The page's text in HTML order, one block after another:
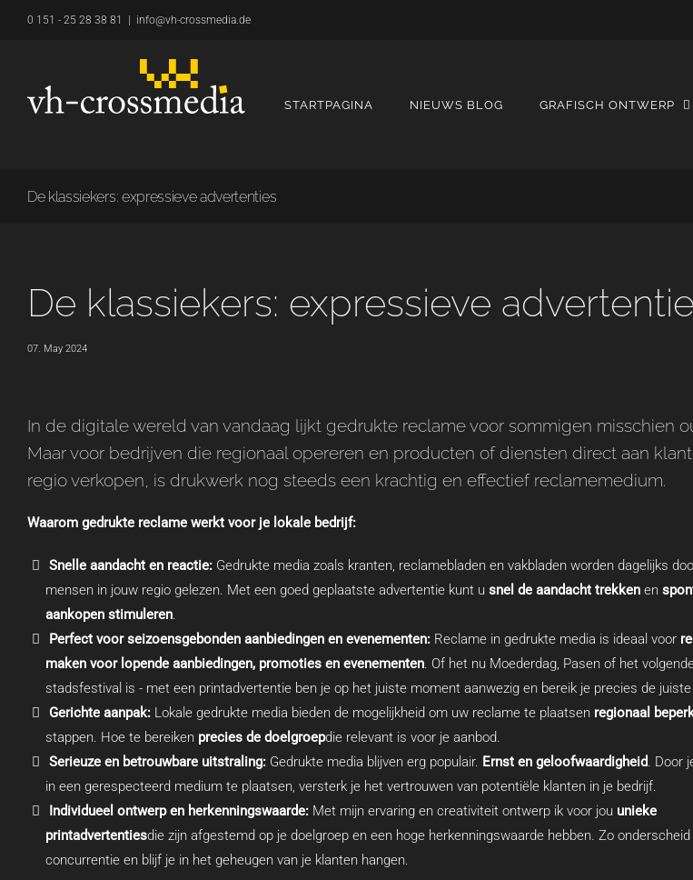
0 151 - 25 28 38 81 info@vh-crossmedia.de
STARTPAGINA NIEUWS BLOG GRAFISCH ONTWERP
De klassiekers: expressieve advertenties
De klassiekers: expressieve
07. May 2024
In de digitale wereld van vandaag lijkt gedrukte reclame voor sommigen misschien
Maar voor bedrijven die regionaal opereren en producten of diensten direct aan
regio verkopen, is drukwerk nog steeds een krachtig en effectief reclamemedium.
Waarom gedrukte reclame werkt voor je lokale bedrijf:
Snelle aandacht en reactie: Gedrukte media zoals kranten, reclamebladen en vakbladen worden dagelijks
mensen in jouw regio gelezen. Met een goed geplaatste advertentie kunt u snel de aandacht trekken en
aankopen stimuleren.
Perfect voor seizoensgebonden aanbiedingen en evenementen: Reclame in gedrukte media is ideaal voor
maken voor lopende aanbiedingen, promoties en evenementen. Of het nu Moederdag, Pasen of het
stadsfestival is - met een printadvertentie ben je op het juiste moment aanwezig en bereik je precies de
Gerichte aanpak: Lokale gedrukte media bieden de mogelijkheid om uw reclame te plaatsen regionaal
stappen. Hoe te bereiken precies de doelgroepdie relevant is voor je aanbod.
Serieuze en betrouwbare uitstraling: Gedrukte media blijven erg populair. Ernst en geloofwaardigheid. Door
in een gerespecteerd medium te plaatsen, versterk je het vertrouwen van potentiële klanten in je bedrijf.
Individueel ontwerp en herkenningswaarde: Met mijn ervaring en creativiteit ontwerp ik voor jou unieke
printadvertentiesdie zijn afgestemd op je doelgroep en een hoge herkenningswaarde hebben. Zo
concurrentie en blijf je in het geheugen van je klanten hangen.